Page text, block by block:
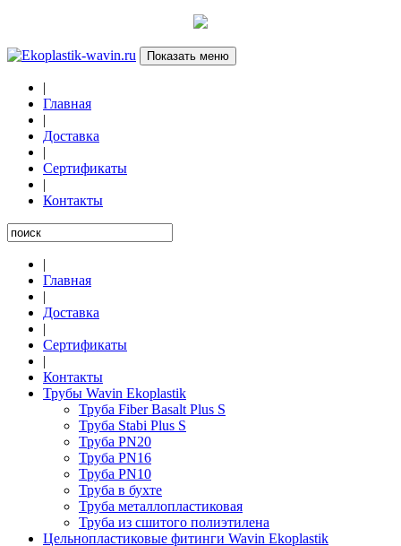
Показать меню
|
Главная
|
Доставка
|
Сертификаты
|
Контакты
|
Главная
|
Доставка
|
Сертификаты
|
Контакты
Трубы Wavin Ekoplastik
Труба Fiber Basalt Plus S
Труба Stabi Plus S
Труба PN20
Труба PN16
Труба PN10
Труба в бухте
Труба металлопластиковая
Труба из сшитого полиэтилена
Цельнопластиковые фитинги Wavin Ekoplastik